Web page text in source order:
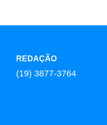
REDAÇÃO
(19) 3877-3764